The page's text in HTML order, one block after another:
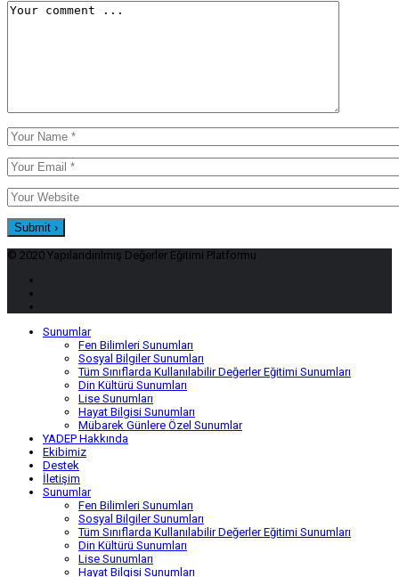
© 2020 Yapılandırılmış Değerler Eğitimi Platformu
Sunumlar
Fen Bilimleri Sunumları
Sosyal Bilgiler Sunumları
Tüm Sınıflarda Kullanılabilir Değerler Eğitimi Sunumları
Din Kültürü Sunumları
Lise Sunumları
Hayat Bilgisi Sunumları
Mübarek Günlere Özel Sunumlar
YADEP Hakkında
Ekibimiz
Destek
İletişim
Sunumlar
Fen Bilimleri Sunumları
Sosyal Bilgiler Sunumları
Tüm Sınıflarda Kullanılabilir Değerler Eğitimi Sunumları
Din Kültürü Sunumları
Lise Sunumları
Hayat Bilgisi Sunumları